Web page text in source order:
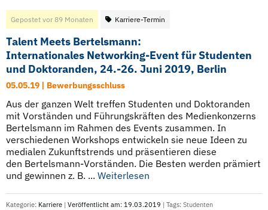
Gepostet vor 89 Monaten Karriere-Termin
Talent Meets Bertelsmann:
Internationales Networking-Event für Studenten
und Doktoranden, 24.-26. Juni 2019, Berlin
05.05.19 | Bewerbungsschluss
Aus der ganzen Welt treffen Studenten und Doktoranden
mit Vorständen und Führungskräften des Medienkonzerns
Bertelsmann im Rahmen des Events zusammen. In
verschiedenen Workshops entwickeln sie neue Ideen zu
medialen Zukunftstrends und präsentieren diese
den Bertelsmann-Vorständen. Die Besten werden prämiert
und gewinnen z. B. ... Weiterlesen
Kategorie: Karriere | Veröffentlicht am: 19.03.2019 | Tags: Studenten